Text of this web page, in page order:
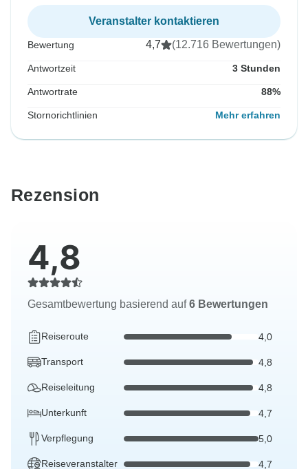
Veranstalter kontaktieren
Bewertung 4,7 (12.716 Bewertungen)
Antwortzeit 3 Stunden
Antwortrate 88%
Stornorichtlinien Mehr erfahren
Rezension
4,8
Gesamtbewertung basierend auf6 Bewertungen
Reiseroute 4,0
Transport 4,8
Reiseleitung 4,8
Unterkunft 4,7
Verpflegung 5,0
Reiseveranstalter 4,7